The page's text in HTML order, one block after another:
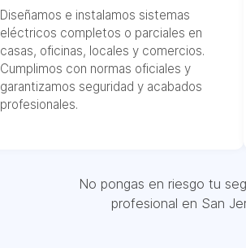
Diseñamos e instalamos sistemas
eléctricos completos o parciales en
casas, oficinas, locales y comercios.
Cumplimos con normas oficiales y
garantizamos seguridad y acabados
profesionales.
No pongas en riesgo tu
profesional en San